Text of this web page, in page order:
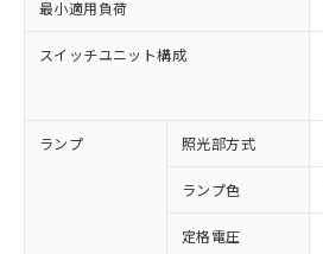
最小適用負荷
スイッチユニット構成
ランプ 照光部方式
ランプ色
定格電圧